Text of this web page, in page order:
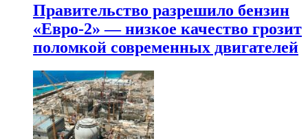
Правительство разрешило бензин
«Евро-2» — низкое качество грозит
поломкой современных двигателей